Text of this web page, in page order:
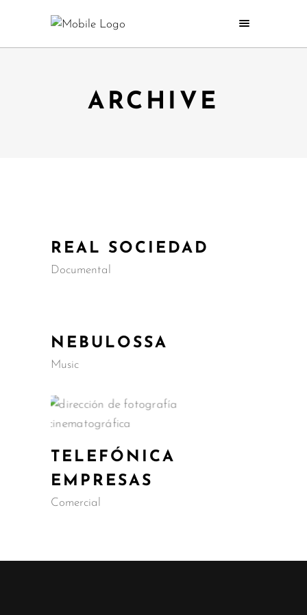
ARCHIVE
REAL SOCIEDAD
Documental
NEBULOSSA
Music
TELEFÓNICA
EMPRESAS
Comercial